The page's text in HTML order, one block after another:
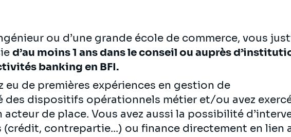
ou d’une grande école de commerce, vous
d’au moins 1 ans dans le conseil ou auprès
banking en BFI.
eu de premières expériences en gestion de
dispositifs opérationnels métier et/ou avez
de place. Vous avez aussi la possibilité
contrepartie...) ou finance directement en lien